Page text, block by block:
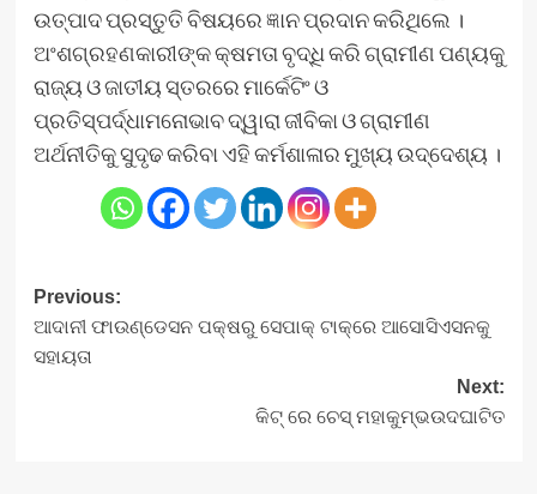
ଉତ୍ପାଦ ପ୍ରସ୍ତୁତି ବିଷୟରେ ଜ୍ଞାନ ପ୍ରଦାନ କରିଥିଲେ ।
ଅଂଶଗ୍ରହଣକାରୀଙ୍କ କ୍ଷମତା ବୃଦ୍ଧି କରି ଗ୍ରାମୀଣ ପଣ୍ୟକୁ
ରାଜ୍ୟ ଓ ଜାତୀୟ ସ୍ତରରେ ମାର୍କେଟିଂ ଓ
ପ୍ରତିସ୍ପର୍ଦ୍ଧାମନୋଭାବ ଦ୍ୱାରା ଜୀବିକା ଓ ଗ୍ରାମୀଣ
ଅର୍ଥନୀତିକୁ ସୁଦୃଢ କରିବା ଏହି କର୍ମଶାଳାର ମୁଖ୍ୟ ଉଦ୍ଦେଶ୍ୟ ।
Post
navigation
Previous:
ଆଦାନୀ ଫାଉଣ୍ଡେସନ ପକ୍ଷରୁ ସେପାକ୍ ଟାକ୍ରେ ଆସୋସିଏସନକୁ
ସହାୟତା
Next:
କିଟ୍‍ ରେ ଚେସ୍‍ ମହାକୁମ୍ଭଉଦଘାଟିତ